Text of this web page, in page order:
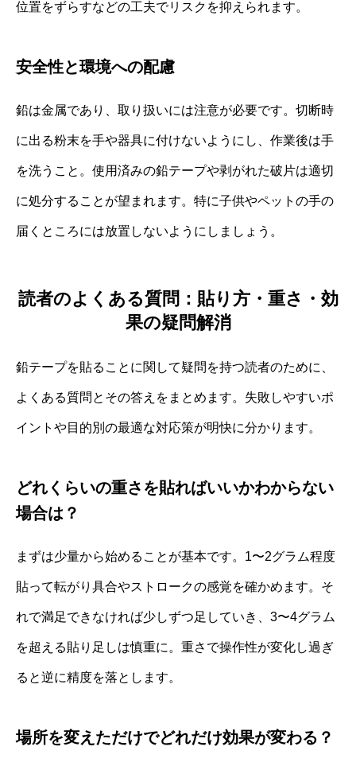
位置をずらすなどの工夫でリスクを抑えられます。
安全性と環境への配慮
鉛は金属であり、取り扱いには注意が必要です。切断時
に出る粉末を手や器具に付けないようにし、作業後は手
を洗うこと。使用済みの鉛テープや剥がれた破片は適切
に処分することが望まれます。特に子供やペットの手の
届くところには放置しないようにしましょう。
読者のよくある質問：貼り方・重さ・効
果の疑問解消
鉛テープを貼ることに関して疑問を持つ読者のために、
よくある質問とその答えをまとめます。失敗しやすいポ
イントや目的別の最適な対応策が明快に分かります。
どれくらいの重さを貼ればいいかわからない
場合は？
まずは少量から始めることが基本です。1〜2グラム程度
貼って転がり具合やストロークの感覚を確かめます。そ
れで満足できなければ少しずつ足していき、3〜4グラム
を超える貼り足しは慎重に。重さで操作性が変化し過ぎ
ると逆に精度を落とします。
場所を変えただけでどれだけ効果が変わる？